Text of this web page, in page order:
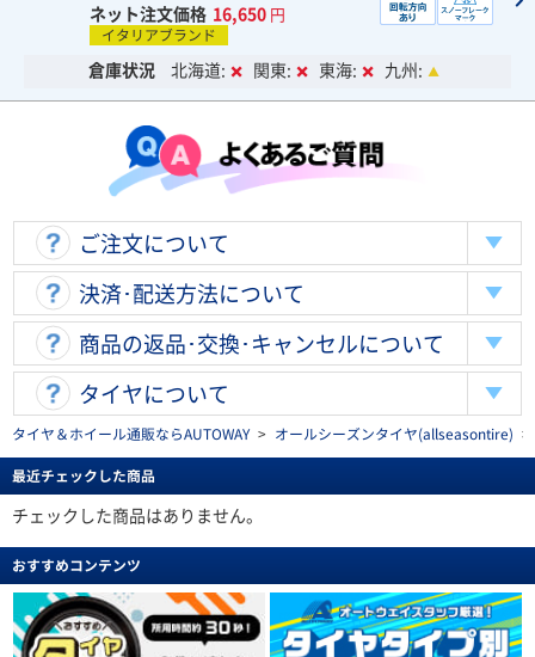
ネット注文価格 16,650 円
イタリアブランド
倉庫状況 北海道: 関東: 東海: 九州:
ご注文について
決済･配送方法について
商品の返品･交換･キャンセルについて
タイヤについて
タイヤ＆ホイール通販ならAUTOWAY > オールシーズンタイヤ(allseasontire) >
最近チェックした商品
チェックした商品はありません。
おすすめコンテンツ